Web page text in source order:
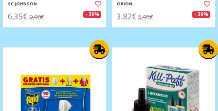
SC JOHNSON
6,35€ 9,90€ - 36%
ORION
3,82€ 5,95€ - 36%